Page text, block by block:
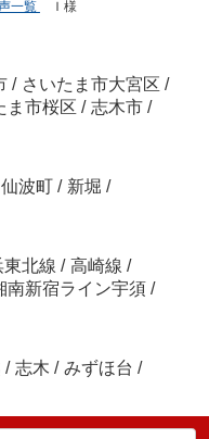
一覧 Ｉ様
/ さいたま市大宮区 /
ま市桜区 / 志木市 /
仙波町 / 新堀 /
東北線 / 高崎線 /
南新宿ライン宇須 /
/ 志木 / みずほ台 /